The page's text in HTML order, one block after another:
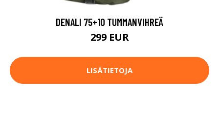
DENALI 75+10 TUMMANVIHREÄ
299 EUR
LISÄTIETOJA